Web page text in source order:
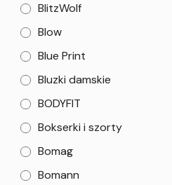
BlitzWolf
Blow
Blue Print
Bluzki damskie
BODYFIT
Bokserki i szorty
Bomag
Bomann